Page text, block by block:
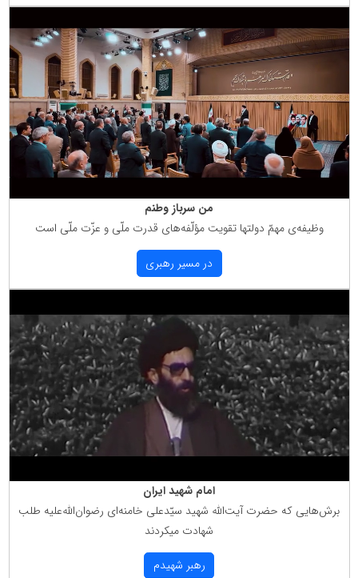
من سرباز وطنم
وظیفه‌ی مهمّ دولتها تقویت مؤلّفه‌های قدرت ملّی و عزّت ملّی است
در مسیر رهبری
امام شهید ایران
برش‌هایی كه حضرت آیت‌الله شهید سیّدعلی خامنه‌ای رضوان‌الله‌علیه طلب
شهادت میكردند
رهبر شهیدم